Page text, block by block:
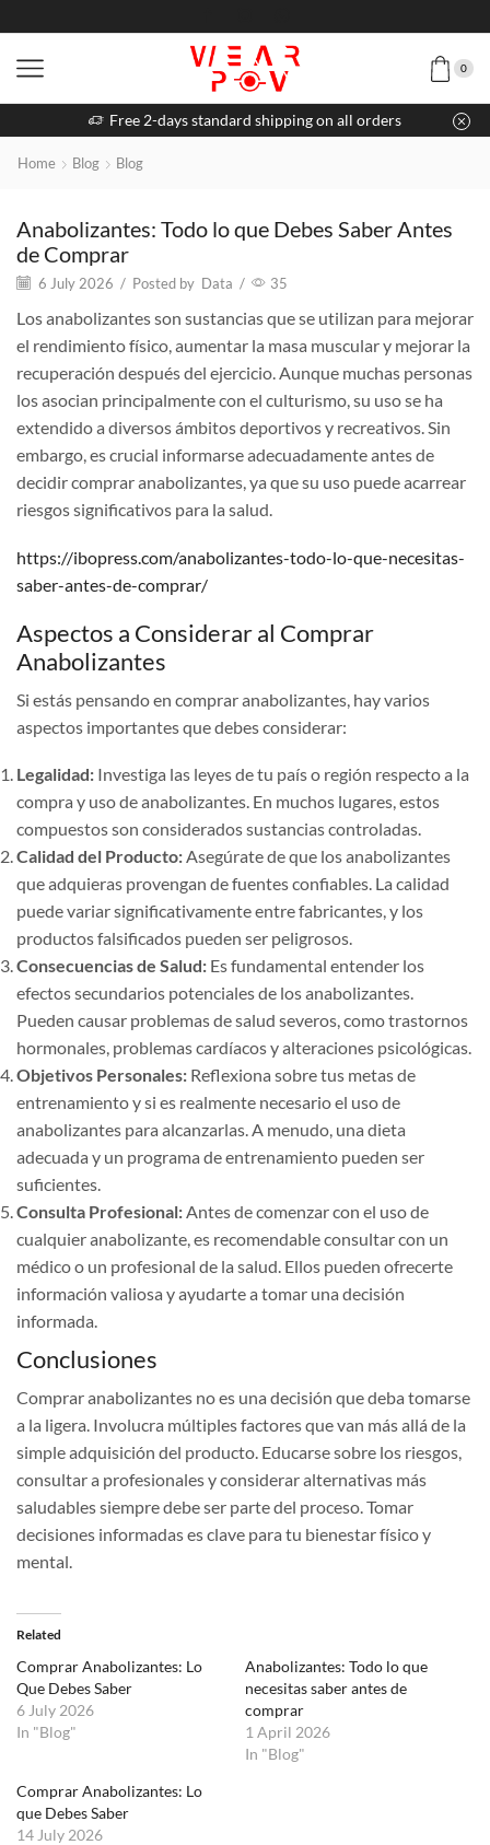
0
Free 2-days standard shipping on all orders
Home Blog Blog
Anabolizantes: Todo lo que Debes Saber Antes
de Comprar
6 July 2026 / Posted by Data / 35
Los anabolizantes son sustancias que se utilizan para mejorar
el rendimiento físico, aumentar la masa muscular y mejorar la
recuperación después del ejercicio. Aunque muchas personas
los asocian principalmente con el culturismo, su uso se ha
extendido a diversos ámbitos deportivos y recreativos. Sin
embargo, es crucial informarse adecuadamente antes de
decidir comprar anabolizantes, ya que su uso puede acarrear
riesgos significativos para la salud.
https://ibopress.com/anabolizantes-todo-lo-que-necesitas-
saber-antes-de-comprar/
Aspectos a Considerar al Comprar
Anabolizantes
Si estás pensando en comprar anabolizantes, hay varios
aspectos importantes que debes considerar:
Legalidad: Investiga las leyes de tu país o región respecto a la
compra y uso de anabolizantes. En muchos lugares, estos
compuestos son considerados sustancias controladas.
Calidad del Producto:Asegúrate de que los anabolizantes
que adquieras provengan de fuentes confiables. La calidad
puede variar significativamente entre fabricantes, y los
productos falsificados pueden ser peligrosos.
Consecuencias de Salud: Es fundamental entender los
efectos secundarios potenciales de los anabolizantes.
Pueden causar problemas de salud severos, como trastornos
hormonales, problemas cardíacos y alteraciones psicológicas.
Objetivos Personales: Reflexiona sobre tus metas de
entrenamiento y si es realmente necesario el uso de
anabolizantes para alcanzarlas. A menudo, una dieta
adecuada y un programa de entrenamiento pueden ser
suficientes.
Consulta Profesional:Antes de comenzar con el uso de
cualquier anabolizante, es recomendable consultar con un
médico o un profesional de la salud. Ellos pueden ofrecerte
información valiosa y ayudarte a tomar una decisión
informada.
Conclusiones
Comprar anabolizantes no es una decisión que deba tomarse
a la ligera. Involucra múltiples factores que van más allá de la
simple adquisición del producto. Educarse sobre los riesgos,
consultar a profesionales y considerar alternativas más
saludables siempre debe ser parte del proceso. Tomar
decisiones informadas es clave para tu bienestar físico y
mental.
Related
Comprar Anabolizantes: Lo
Que Debes Saber
6 July 2026
In "Blog"
Anabolizantes: Todo lo que
necesitas saber antes de
comprar
1 April 2026
In "Blog"
Comprar Anabolizantes: Lo
que Debes Saber
14 July 2026